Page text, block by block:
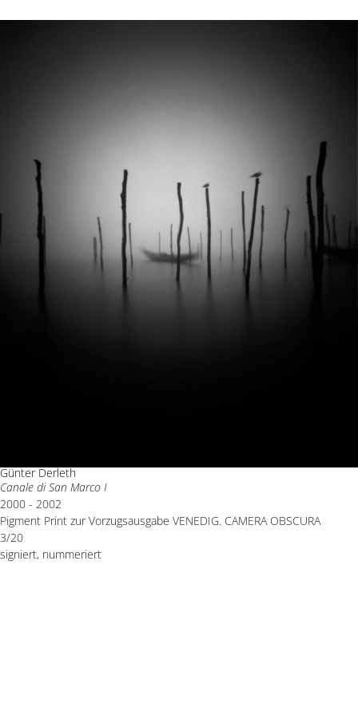
Günter Derleth
Canale di San Marco I
2000 - 2002
Pigment Print zur Vorzugsausgabe VENEDIG. CAMERA OBSCURA
3/20
signiert, nummeriert